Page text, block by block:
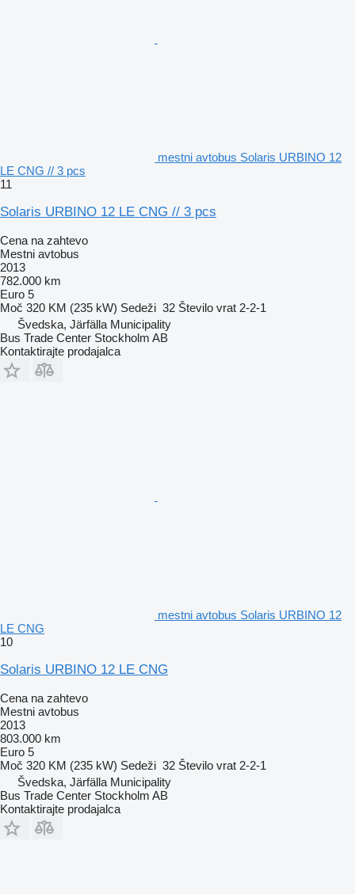
mestni avtobus Solaris URBINO 12
LE CNG // 3 pcs
11
Solaris URBINO 12 LE CNG // 3 pcs
Cena na zahtevo
Mestni avtobus
2013
782.000 km
Euro 5
Moč 320 KM (235 kW) Sedeži 32 Število vrat 2-2-1
Švedska, Järfälla Municipality
Bus Trade Center Stockholm AB
Kontaktirajte prodajalca
mestni avtobus Solaris URBINO 12
LE CNG
10
Solaris URBINO 12 LE CNG
Cena na zahtevo
Mestni avtobus
2013
803.000 km
Euro 5
Moč 320 KM (235 kW) Sedeži 32 Število vrat 2-2-1
Švedska, Järfälla Municipality
Bus Trade Center Stockholm AB
Kontaktirajte prodajalca